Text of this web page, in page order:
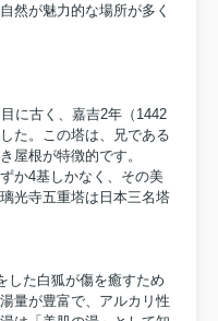
然が魅力的な場所が多く
に古く、嘉吉2年（1442
た。この塔は、兄である
屋根が特徴的です。
か4基しかなく、その美
光寺五重塔は日本三名塔
した白狐が傷を癒すため
量が豊富で、アルカリ性